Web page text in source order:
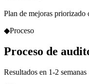
Plan de mejoras priorizado
◆Proceso
Proceso de
Resultados en 1-2 semanas